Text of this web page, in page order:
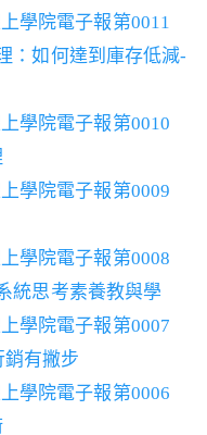
學院電子報第0011
如何達到庫存低減-
學院電子報第0010
學院電子報第0009
學院電子報第0008
統思考素養教與學
學院電子報第0007
有撇步
學院電子報第0006